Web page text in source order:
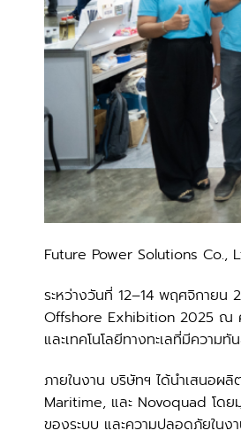
Future Power Solutions Co.,
ระหว่างวันที่ 12–14 พฤศจิกายน
Offshore Exhibition 2025 ณ ศู
และเทคโนโลยีทางทะเลที่มีความ
ภายในงาน บริษัทฯ ได้นำเสนอผ
Maritime, และ Novoquad โดย
ของระบบ และความปลอดภัยในง